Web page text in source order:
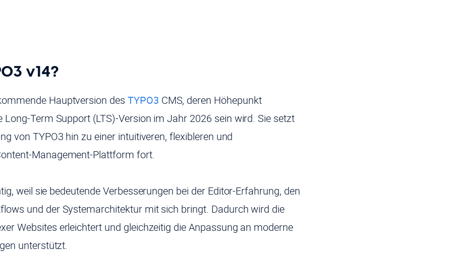
v14?
Hauptversion des TYPO3 CMS, deren Höhepunkt
Long-Term Support (LTS)-Version im Jahr 2026 sein wird. Sie setzt
von TYPO3 hin zu einer intuitiveren, flexibleren und
Management-Plattform fort.
weil sie bedeutende Verbesserungen bei der Editor-Erfahrung, den
und der Systemarchitektur mit sich bringt. Dadurch wird die
Websites erleichtert und gleichzeitig die Anpassung an moderne
unterstützt.